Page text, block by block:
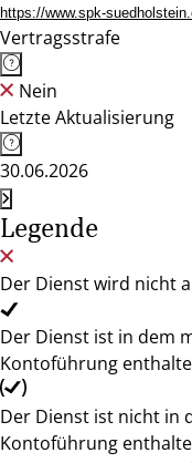
https://www.spk-
Vertragsstrafe
Nein
Letzte Aktualisierung
30.06.2026
Legende
Der Dienst wird nicht
Der Dienst ist in dem
Kontoführung
Der Dienst ist nicht in
Kontoführung